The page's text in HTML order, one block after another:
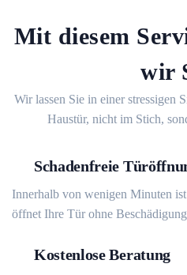
Mit diesem
wir
Wir lassen Sie in einer stressigen
Haustür, nicht im Stich,
Schadenfreie
Innerhalb von wenigen Minuten
öffnet Ihre Tür ohne
Kostenlose Beratung